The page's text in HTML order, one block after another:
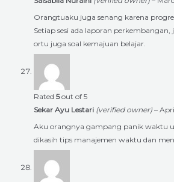
Orangtuaku juga senang karena
Setiap sesi ada laporan perkembangan,
ortu juga soal kemajuan belajar.
Rated 5out of 5
Sekar Ayu Lestari (verified owner) –
Aku orangnya gampang panik waktu
dikasih tips manajemen waktu dan